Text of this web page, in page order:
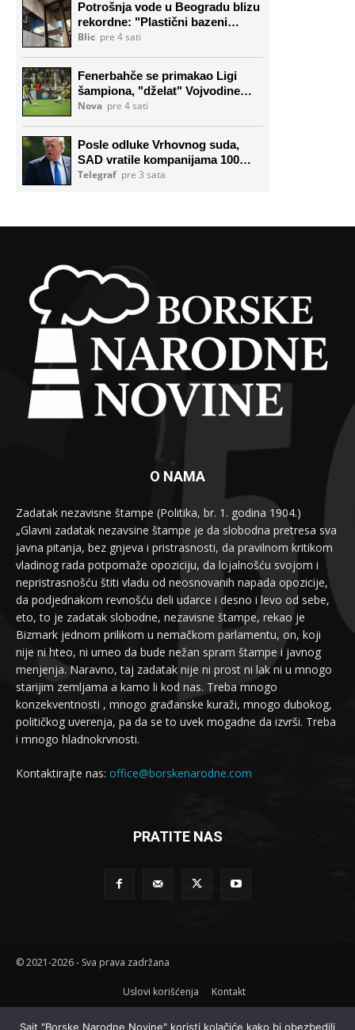
O NAMA
Zadatak nezavisne štampe (Politika, br. 1. godina 1904.)
„Glavni zadatak nezavsine štampe je da slobodna pretresa sva
javna pitanja, bez gnjeva i pristrasnosti, da pravilnom kritikom
vladinog rada potpomaže opoziciju, da lojalnošću svojom i
nepristrasnošću štiti vladu od neosnovanih napada opozicije,
da podjednakom revnošću deli udarce i desno i levo od sebe,
eto, to je zadatak slobodne, nezavisne štampe, rekao je
Bizmark jednom prilikom u nemačkom parlamentu, on, koji
nije ni hteo, ni umeo da bude nežan spram štampe i javnog
menjenja. Naravno, taj zadatak nije ni prost ni lak ni u mnogo
starijim zemljama a kamo li kod nas. Treba mnogo
konzekventnosti , mnogo građanske kuraži, mnogo dubokog,
političkog uverenja, pa da se to uvek mogadne da izvrši. Treba
i mnogo hladnokrvnosti.
Kontaktirajte nas: office@borskenarodne.com
PRATITE NAS
© 2021-2026 - Sva prava zadržana
Uslovi korišćenja Kontakt
Sajt "Borske Narodne Novine" koristi kolačiće kako bi obezbedili